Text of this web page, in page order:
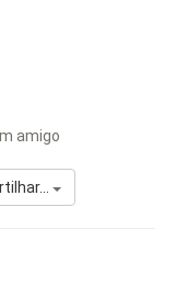
amigo